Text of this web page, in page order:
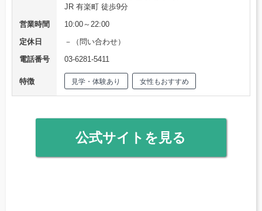
JR 有楽町 徒歩9分
営業時間
10:00～22:00
定休日
－（問い合わせ）
電話番号
03-6281-5411
特徴 見学・体験あり 女性もおすすめ
公式サイトを見る